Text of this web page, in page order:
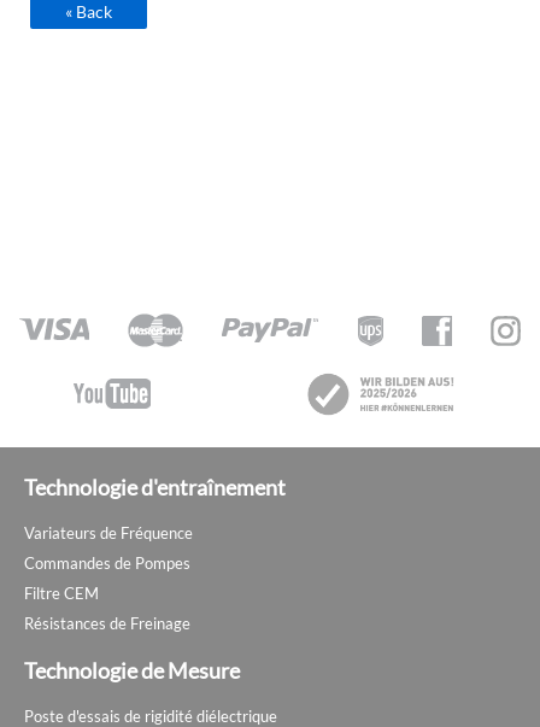
« Back
Technologie d'entraînement
Variateurs de Fréquence
Commandes de Pompes
Filtre CEM
Résistances de Freinage
Technologie de Mesure
Poste d'essais de rigidité diélectrique